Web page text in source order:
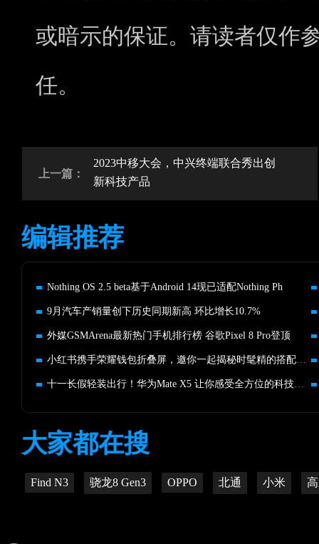
或暗示的保证。请读者仅作
任。
上一篇：
2023中移大会，中兴终端联合秀出创
新科技产品
编辑推荐
Nothing OS 2.5 beta基于Android 14现已适配Nothing Ph
9月汽车产销量创下历史同期新高 环比增长10.7%
外媒GSMArena最新热门手机排行榜 谷歌Pixel 8 Pro登顶
小红书携手荣耀钱包折叠屏，邀你一起揭秘时髦精的搭配神器！
十一长假轻装出行！华为Mate X5 让你感受全方位的科技体验
大家都在搜
Find N3 骁龙8 Gen3 OPPO 北通 小米